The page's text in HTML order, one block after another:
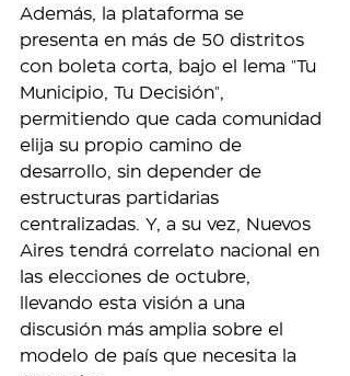
Además, la plataforma se
presenta en más de 50 distritos
con boleta corta, bajo el lema "Tu
Municipio, Tu Decisión",
permitiendo que cada comunidad
elija su propio camino de
desarrollo, sin depender de
estructuras partidarias
centralizadas. Y, a su vez, Nuevos
Aires tendrá correlato nacional en
las elecciones de octubre,
llevando esta visión a una
discusión más amplia sobre el
modelo de país que necesita la